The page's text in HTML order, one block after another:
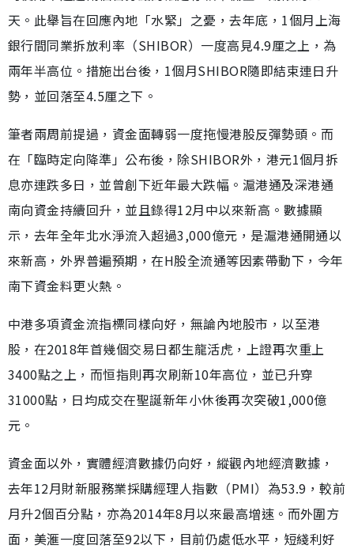
天。此舉旨在回應內地「水緊」之憂，去年底，1個月上海
銀行間同業拆放利率（SHIBOR）一度高見4.9厘之上，為
兩年半高位。措施出台後，1個月SHIBOR隨即結束連日升
勢，並回落至4.5厘之下。
筆者兩周前提過，資金面轉弱一度拖慢港股反彈勢頭。而
在「臨時定向降準」公布後，除SHIBOR外，港元1個月拆
息亦連跌多日，並曾創下近年最大跌幅。滬港通及深港通
南向資金持續回升，並且錄得12月中以來新高。數據顯
示，去年全年北水淨流入超過3,000億元，是滬港通開通以
來新高，外界普遍預期，在H股全流通等因素帶動下，今年
南下資金料更火熱。
中港多項資金流指標同樣向好，無論內地股市，以至港
股，在2018年首幾個交易日都生龍活虎，上證再次重上
3400點之上，而恒指則再次刷新10年高位，並已升穿
31000點，日均成交在聖誕新年小休後再次突破1,000億
元。
資金面以外，實體經濟數據仍向好，縱觀內地經濟數據，
去年12月財新服務業採購經理人指數（PMI）為53.9，較前
月升2個百分點，亦為2014年8月以來最高增速。而外圍方
面，美滙一度回落至92以下，目前仍處低水平，短綫利好